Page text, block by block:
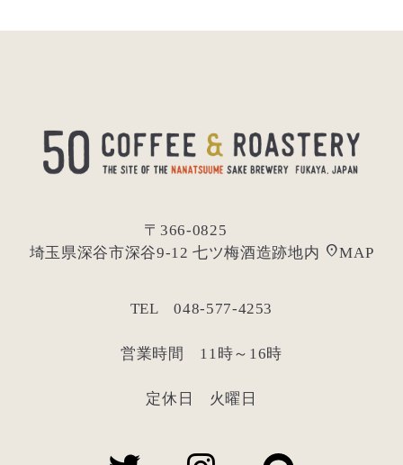
〒366-0825
埼玉県深谷市深谷9-12 七ツ梅酒造跡地内 location_onMAP
TEL 048-577-4253
営業時間 11時～16時
定休日 火曜日